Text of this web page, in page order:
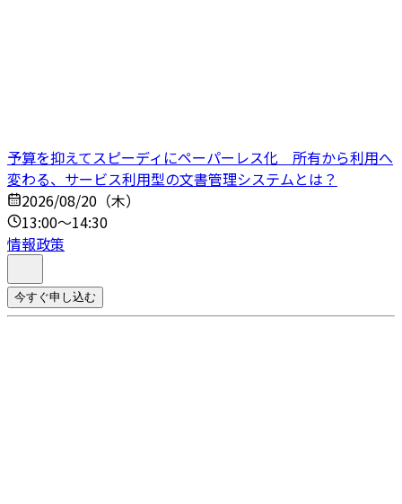
予算を抑えてスピーディにペーパーレス化 所有から利用へ
変わる、サービス利用型の文書管理システムとは？
2026/08/20（木）
13:00～14:30
情報政策
今すぐ申し込む